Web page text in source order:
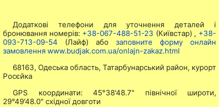
Додаткові телефони для уточнення деталей і
бронювання номерів: +38-067-488-51-23 (Київстар) , +38-
093-713-09-54 (Лайф) або заповните форму онлайн
замовлення www.budjak.com.ua/onlajn-zakaz.html
68163, Одеська область, Татарбунарський район, курорт
Росєйка
GPS координати: 45°38'48.7" північної широти,
29°49'48.0" східної довготи